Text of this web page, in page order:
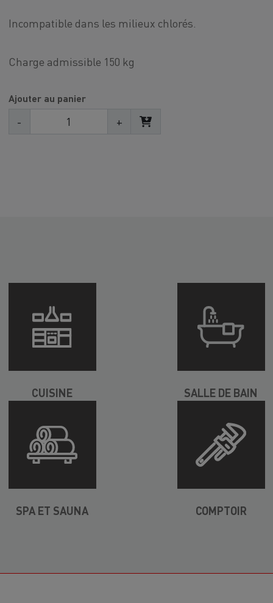
Incompatible dans les milieux chlorés.
Charge admissible 150 kg
Ajouter au panier
- +
CUISINE SALLE DE BAIN
SPA ET SAUNA COMPTOIR